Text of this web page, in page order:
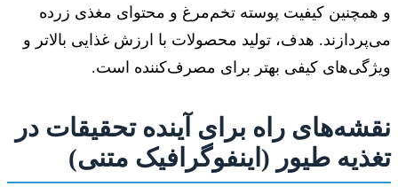
و همچنین کیفیت پوسته تخم‌مرغ و محتوای مغذی زرده
می‌پردازند. هدف، تولید محصولات با ارزش غذایی بالاتر و
ویژگی‌های کیفی بهتر برای مصرف‌کننده است.
نقشه‌های راه برای آینده تحقیقات در
تغذیه طیور (اینفوگرافیک متنی)